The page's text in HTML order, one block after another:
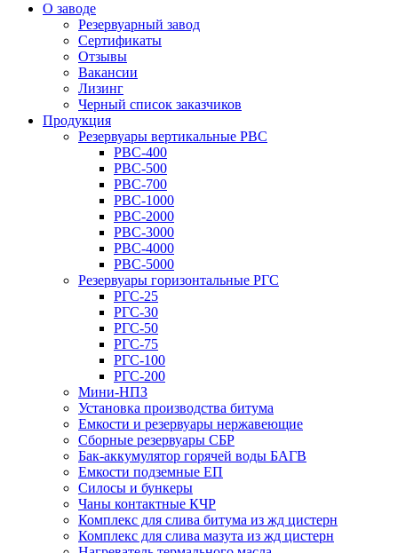
О заводе
Резервуарный завод
Сертификаты
Отзывы
Вакансии
Лизинг
Черный список заказчиков
Продукция
Резервуары вертикальные РВС
РВС-400
РВС-500
РВС-700
РВС-1000
РВС-2000
РВС-3000
РВС-4000
РВС-5000
Резервуары горизонтальные РГС
РГС-25
РГС-30
РГС-50
РГС-75
РГС-100
РГС-200
Мини-НПЗ
Установка производства битума
Емкости и резервуары нержавеющие
Сборные резервуары СБР
Бак-аккумулятор горячей воды БАГВ
Емкости подземные ЕП
Силосы и бункеры
Чаны контактные КЧР
Комплекс для слива битума из жд цистерн
Комплекс для слива мазута из жд цистерн